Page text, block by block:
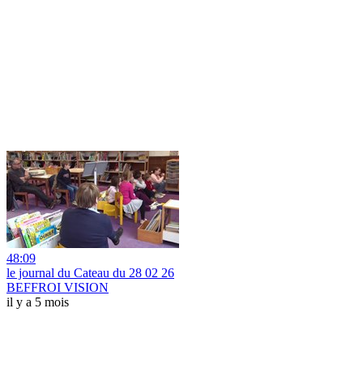
48:09
le journal du Cateau du 28 02 26
BEFFROI VISION
il y a 5 mois